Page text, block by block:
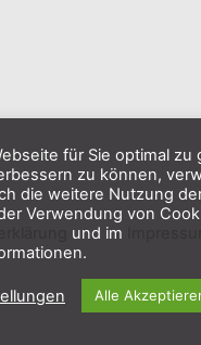
für Sie optimal zu
zu können,
die weitere Nutzung
Verwendung von
und im
Alle